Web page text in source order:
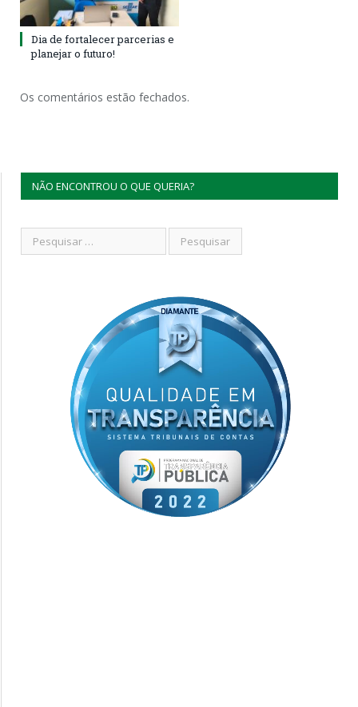
Dia de fortalecer parcerias e
planejar o futuro!
Os comentários estão fechados.
NÃO ENCONTROU O QUE QUERIA?